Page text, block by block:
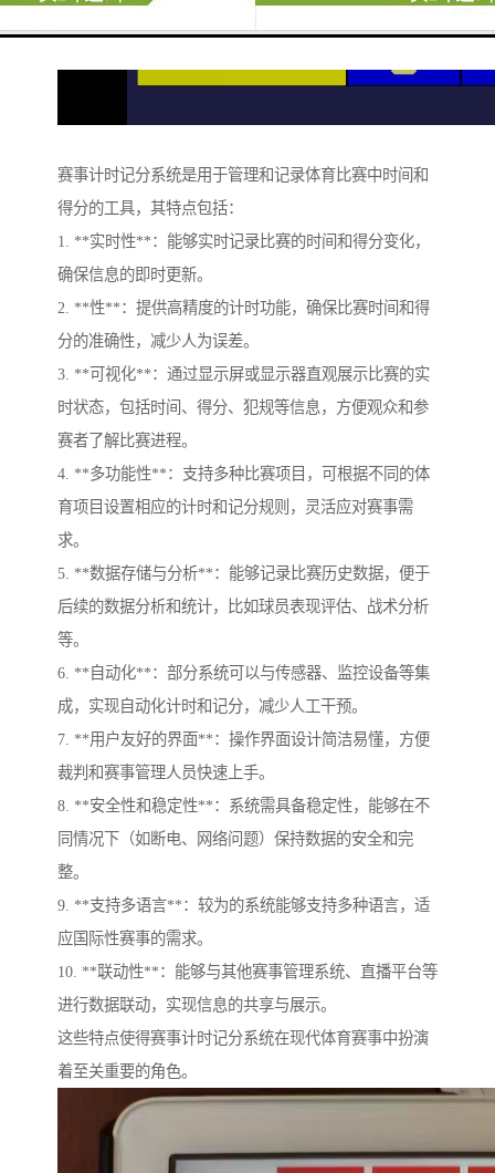
赛事计时记分系统是用于管理和记录体育比赛中时间和
得分的工具，其特点包括：
1. **实时性**：能够实时记录比赛的时间和得分变化，
确保信息的即时更新。
2. **性**：提供高精度的计时功能，确保比赛时间和得
分的准确性，减少人为误差。
3. **可视化**：通过显示屏或显示器直观展示比赛的实
时状态，包括时间、得分、犯规等信息，方便观众和参
赛者了解比赛进程。
4. **多功能性**：支持多种比赛项目，可根据不同的体
育项目设置相应的计时和记分规则，灵活应对赛事需
求。
5. **数据存储与分析**：能够记录比赛历史数据，便于
后续的数据分析和统计，比如球员表现评估、战术分析
等。
6. **自动化**：部分系统可以与传感器、监控设备等集
成，实现自动化计时和记分，减少人工干预。
7. **用户友好的界面**：操作界面设计简洁易懂，方便
裁判和赛事管理人员快速上手。
8. **安全性和稳定性**：系统需具备稳定性，能够在不
同情况下（如断电、网络问题）保持数据的安全和完
整。
9. **支持多语言**：较为的系统能够支持多种语言，适
应国际性赛事的需求。
10. **联动性**：能够与其他赛事管理系统、直播平台等
进行数据联动，实现信息的共享与展示。
这些特点使得赛事计时记分系统在现代体育赛事中扮演
着至关重要的角色。